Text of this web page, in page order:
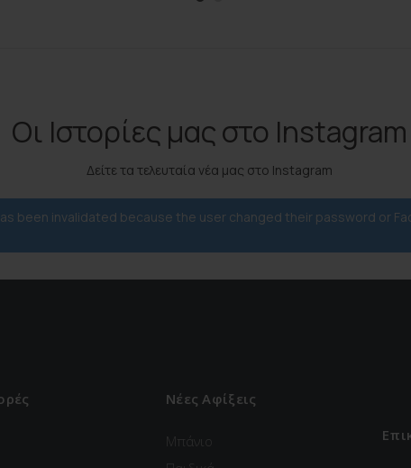
Οι Ιστορίες μας στο Instagram
Δείτε τα τελευταία νέα μας στο Instagram
been invalidated because the user changed their password or
Νέες Αφίξεις
Μπάνιο